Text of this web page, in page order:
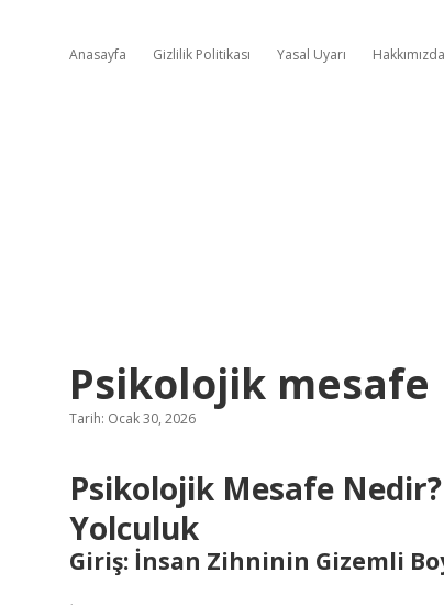
Anasayfa Gizlilik Politikası Yasal Uyarı Hakkımızda
Psikolojik
Tarih: Ocak 30, 2026
Psikolojik Mesafe
Yolculuk
Giriş: İnsan Zihninin Gizemli